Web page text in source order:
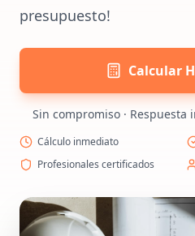
presupuesto!
Calcular
Sin compromiso · Respuesta
Cálculo inmediato
Profesionales certificados